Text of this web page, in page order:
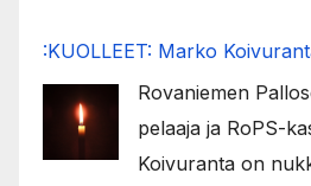
:KUOLLEET: Marko
Rovaniemen
pelaaja ja RoPS-
Koivuranta on